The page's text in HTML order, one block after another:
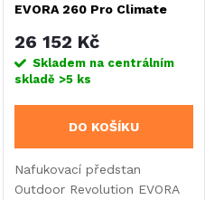
EVORA 260 Pro Climate
26 152 Kč
Skladem na centrálním
skladě >5 ks
DO KOŠÍKU
Nafukovací předstan
Outdoor Revolution EVORA